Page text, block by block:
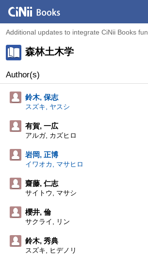
Additional updates to integrate CiNii Books
森林土木学
Author(s)
鈴木, 保志
スズキ, ヤスシ
有賀, 一広
アルガ, カズヒロ
岩岡, 正博
イワオカ, マサヒロ
齋藤, 仁志
サイトウ, マサシ
櫻井, 倫
サクライ, リン
鈴木, 秀典
スズキ, ヒデノリ